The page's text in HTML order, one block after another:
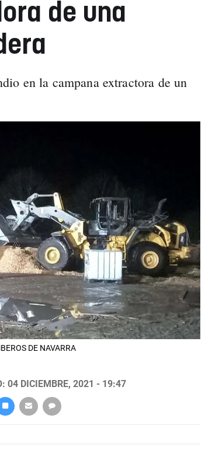
de una
en la campana extractora de un
DE NAVARRA
04 DICIEMBRE, 2021 - 19:47